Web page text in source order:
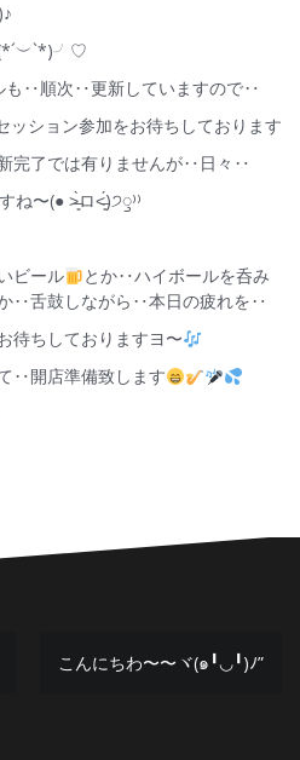
も‥順次‥更新していますので‥
ション参加をお待ちしております
完了では有りませんが‥日々‥
ね〜(● ˃̶͈̀ロ˂̶͈́)੭ꠥ⁾⁾
ビール
とか‥ハイボールを呑み
‥舌鼓しながら‥本日の疲れを‥
ちしておりますヨ〜
‥開店準備致します
こんにちわ〜〜ヾ(๑╹◡╹)ﾉ”